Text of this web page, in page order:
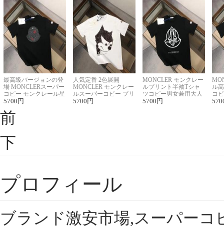
最高級バージョンの登
場 MONCLERスーパー
コピー モンクレール星
座半袖Tシャツ
5700 円
人気定番 2色展開
MONCLER モンクレー
ルスーパーコピー プリ
ント半袖Tシャツ
5700 円
MONCLER モンクレー
ルプリント半袖Tシャ
ツコピー男女兼用大人
可愛い春夏コーデ
5700 円
ル
コ
ィ
前
下
プロフィール
ブランド激安市場,スーパー